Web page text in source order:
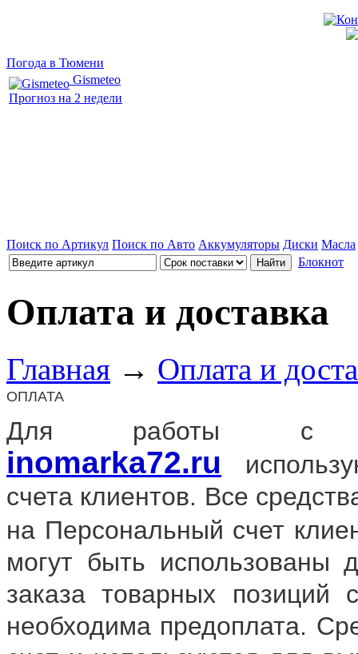
Погода в Тюмени
Gismeteo
Прогноз на 2 недели
Поиск по Артикул Поиск по Авто Аккумуляторы Диски Масла
Блокнот
Оплата и доставка
Главная → Оплата и
ОПЛАТА
Для работы с
inomarka72.ru
счета клиентов. Все
на Персональный счет
могут быть использованы
заказа товарных
необходима предоплата.